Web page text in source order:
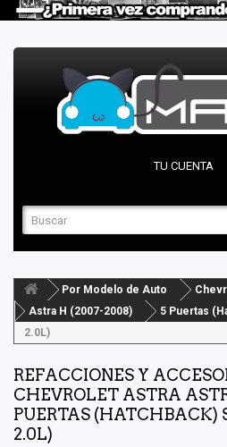
TU CUENTA
Por Modelo de Auto
Astra H (2007-2008)
5 Puertas
2.0L)
REFACCIONES Y
CHEVROLET ASTRA
PUERTAS (HATCHBACK)
2.0L)